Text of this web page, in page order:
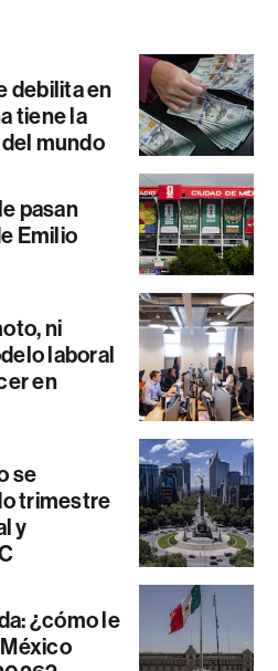
debilita en
tiene la
mundo
pasan
Emilio
ni
laboral
en
se
trimestre
y
¿cómo le